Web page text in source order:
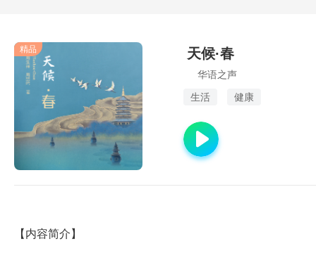
精品 天候·春
华语之声
生活
健康
【内容简介】